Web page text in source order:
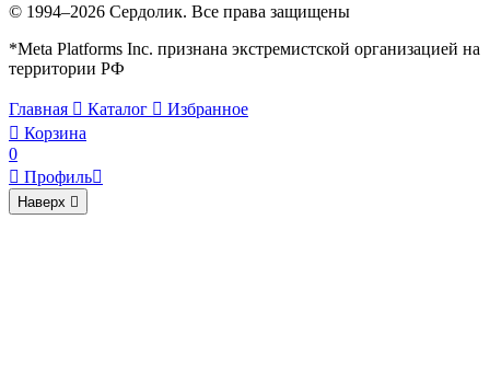
© 1994–2026 Сердолик. Все права защищены
*Meta Platforms Inc. признана экстремистской организацией на
территории РФ
Главная  Каталог  Избранное
 Корзина
0
 Профиль
Наверх 